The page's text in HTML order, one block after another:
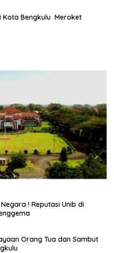
Kota Bengkulu Meroket
! Reputasi Unib di
Orang Tua dan Sambut